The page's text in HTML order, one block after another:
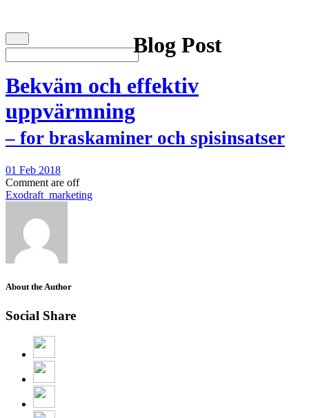
Blog Post
Bekväm och effektiv
uppvärmning
– for braskaminer och spisinsatser
01 Feb 2018
Comment are off
Exodraft_marketing
About the Author
Social Share